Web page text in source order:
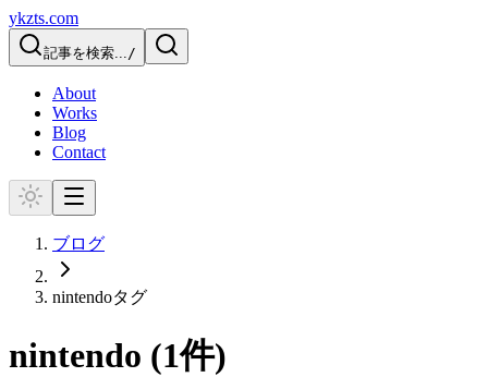
ykzts.com
記事を検索.../
About
Works
Blog
Contact
ブログ
nintendoタグ
nintendo (1件)